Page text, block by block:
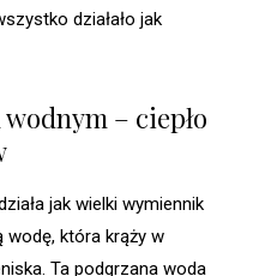
działało jak
– ciepło
jak wielki wymiennik
wodę, która krąży w
Ta podgrzana woda